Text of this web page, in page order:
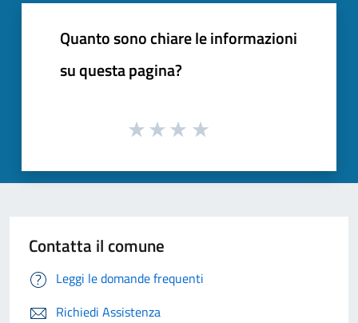
Quanto sono chiare le informazioni
su questa pagina?
Contatta il comune
Leggi le domande frequenti
Richiedi Assistenza